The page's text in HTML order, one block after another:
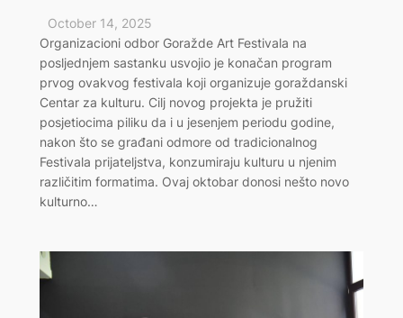
October 14, 2025
Organizacioni odbor Goražde Art Festivala na
posljednjem sastanku usvojio je konačan program
prvog ovakvog festivala koji organizuje goraždanski
Centar za kulturu. Cilj novog projekta je pružiti
posjetiocima piliku da i u jesenjem periodu godine,
nakon što se građani odmore od tradicionalnog
Festivala prijateljstva, konzumiraju kulturu u njenim
različitim formatima. Ovaj oktobar donosi nešto novo
kulturno…